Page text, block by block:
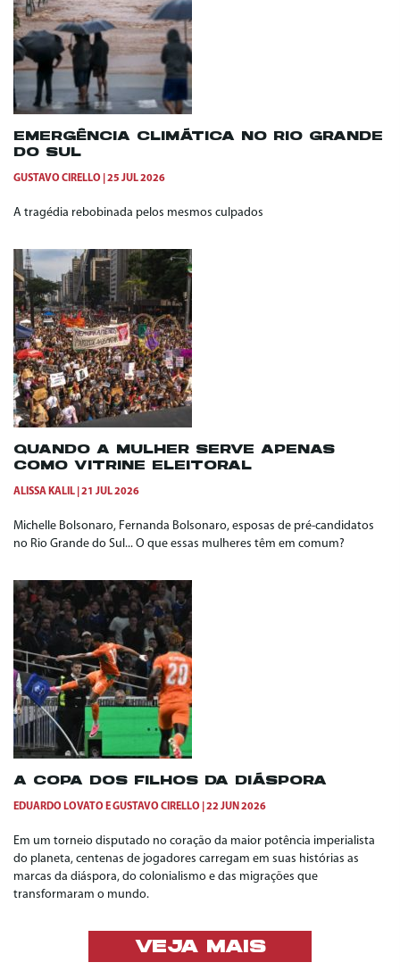
EMERGÊNCIA CLIMÁTICA NO RIO GRANDE
DO SUL
GUSTAVO CIRELLO 25 JUL 2026
A tragédia rebobinada pelos mesmos culpados
QUANDO A MULHER SERVE APENAS
COMO VITRINE ELEITORAL
ALISSA KALIL 21 JUL 2026
Michelle Bolsonaro, Fernanda Bolsonaro, esposas de pré-candidatos
no Rio Grande do Sul... O que essas mulheres têm em comum?
A COPA DOS FILHOS DA DIÁSPORA
EDUARDO LOVATO EGUSTAVO CIRELLO 22 JUN 2026
Em um torneio disputado no coração da maior potência imperialista
do planeta, centenas de jogadores carregam em suas histórias as
marcas da diáspora, do colonialismo e das migrações que
transformaram o mundo.
VEJA MAIS